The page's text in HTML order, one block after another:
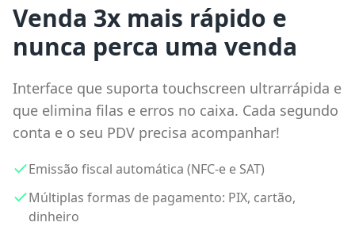
Venda 3x mais rápido e
nunca perca uma venda
Interface que suporta touchscreen ultrarrápida e
que elimina filas e erros no caixa. Cada segundo
conta e o seu PDV precisa acompanhar!
Emissão fiscal automática (NFC-e e SAT)
Múltiplas formas de pagamento: PIX, cartão,
dinheiro